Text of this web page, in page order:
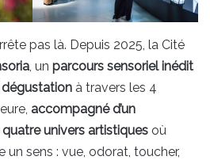
pas là. Depuis 2025, la Cité
, un parcours sensoriel inédit
à travers les 4
accompagné d’un
quatre univers artistiques où
sens : vue, odorat, toucher,